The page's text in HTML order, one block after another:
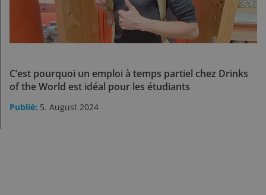
C’est pourquoi un emploi à temps partiel chez Drinks
of the World est idéal pour les étudiants
5. August 2024